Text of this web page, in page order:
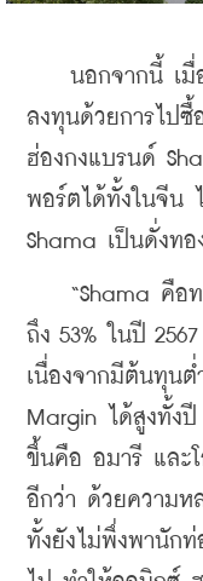
นอกจากนี้ เมื่อ
ลงทุนด้วยการไปซื้
ฮ่องกงแบรนด์
พอร์ตได้ทั้งในจีน
Shama เป็นดั่งทอ
“Shama คือทอ
ถึง 53% ในปี
เนื่องจากมีต้นทุนต่
Margin ได้สูงทั้ง
ขึ้นคือ อมารี และ
อีกว่า ด้วยความห
ทั้งยังไม่พึ่งพานักท่